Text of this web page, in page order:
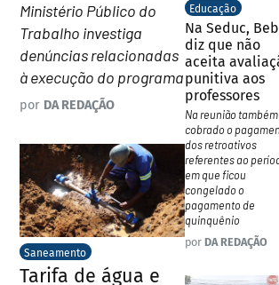
Ministério Público do
Trabalho investiga
denúncias relacionadas
à execução do programa
por DA REDAÇÃO
Saneamento
Tarifa de água e
Educação
Na Seduc,
diz que não
aceita
punitiva aos
professores
Na reunião
cobrado o
dos retroativos
referentes ao
em que ficou
congelado o
pagamento de
quinquênio
por DA REDAÇÃO